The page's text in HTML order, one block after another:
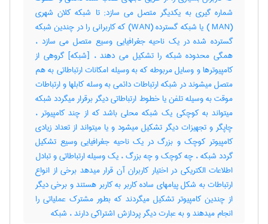
شماره گیری به یکدیگر متصل می سازد; تا شبکه کلان شهری
(MAN ) یا شبکه گسترده (WAN) که کاربرانی را در چندین شبکه
گسترده شده در یک ناحیه جغرافیایی وسیع متصل می سازد ،
همگی محدوده شبکه را تشکیل می دهند ، [شبکه] گروهی از
کامپیوترها و وسایل مربوطه که به وسیله امکانات ارتباطاتی به هم
متصل میشوند در شبکه ارتباطات دائمی به وسله کابلها و ارتباطات
موقت به وسیله تلفن یا خطوط ارتباطاتی دیگر برقرار میگردد شبکه
میتواند به کوچکی یک شبکه محلی باشد که از چند کامپیوتر ،
چاپگر و تجهیزات دیگر تشکیل میشود و یا میتواند از تعداد زیادی
کامپیوتر کوچک و بزرگ در یک ناحیه جغرافیایی وسیع تشکیل
گردد شبکه ، چه کوچک و چه بزرگ ، یک وسیله ارتباطاتی و تبادل
اطلاعات الکتریکی در اختیار کاربران آن قرار میدهد برخی از انواع
ارتباطات به شکل پیامهای ساده کاربر به کاربر هستند و برخی دیگر
از چندین کامپیوتر تشکیل میگردند که بطور مشترک عملیاتی را
انجام میدهند و به عبارت دیگر پردازش اشتراکی دارند ، ‌شبکه